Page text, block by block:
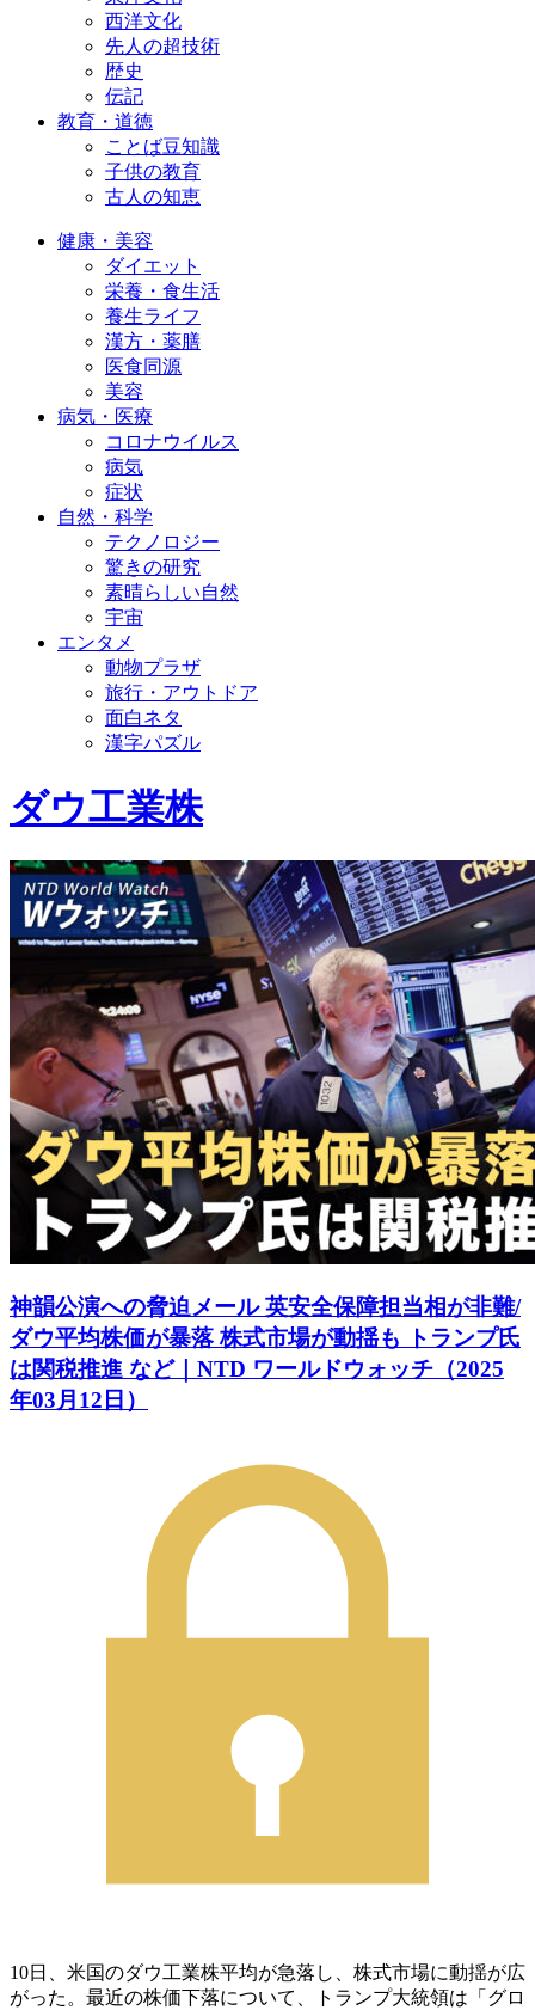
西洋文化
先人の超技術
歴史
伝記
教育・道徳
ことば豆知識
子供の教育
古人の知恵
健康・美容
ダイエット
栄養・食生活
養生ライフ
漢方・薬膳
医食同源
美容
病気・医療
コロナウイルス
病気
症状
自然・科学
テクノロジー
驚きの研究
素晴らしい自然
宇宙
エンタメ
動物プラザ
旅行・アウトドア
面白ネタ
漢字パズル
ダウ工業株
神韻公演への脅迫メール 英安全保障担当相が非難/
ダウ平均株価が暴落 株式市場が動揺も トランプ氏
は関税推進 など｜NTD ワールドウォッチ（2025
年03月12日）
10日、米国のダウ工業株平均が急落し、株式市場に動揺が広
がった。最近の株価下落について、トランプ大統領は「グロ